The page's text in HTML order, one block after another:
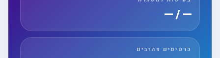
— / —
כרטיסים צהובים